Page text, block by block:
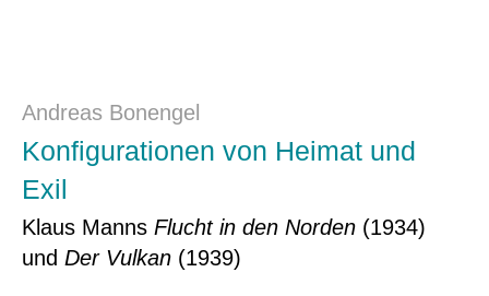
Andreas Bonengel
Konfigurationen von Heimat und
Exil
Klaus Manns Flucht in den Norden (1934)
und Der Vulkan (1939)